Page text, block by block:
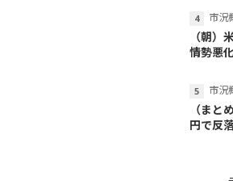
市況
（朝
情勢悪
市況
（まと
円で反